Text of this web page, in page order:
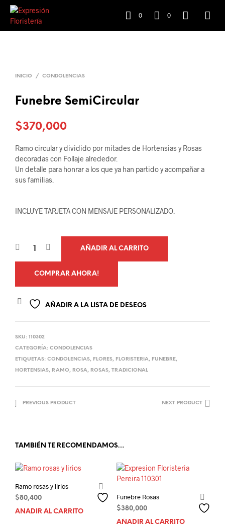
0 0
INICIO / CONDOLENCIAS
Funebre SemiCircular
$370,000
Ramo circular y dividido por mitades de Hortensias y Rosas
decoradas con Follaje alrededor.
Un detalle para honrar a los que ya han partido y acompañar a
sus familias.
INCLUYE TARJETA CON MENSAJE PERSONALIZADO.
AÑADIR AL CARRITO
COMPRAR AHORA!
AÑADIR A LA LISTA DE DESEOS
SKU: 110302
CATEGORÍA: CONDOLENCIAS
ETIQUETAS: CONDOLENCIAS, FLORES, FLORISTERIA, FUNEBRE,
HORTENSIAS, RAMO, ROSA, ROSAS, TRADICIONAL
PREVIOUS PRODUCT NEXT PRODUCT
TAMBIÉN TE RECOMENDAMOS…
Ramo rosas y lirios
$80,400
AÑADIR AL CARRITO
Funebre Rosas
$380,000
AÑADIR AL CARRITO